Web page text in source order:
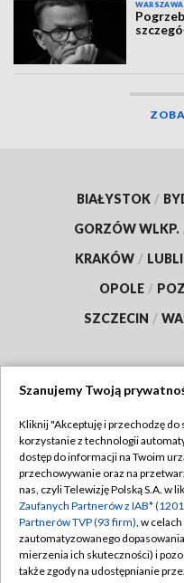
WARSZAWA
BIAŁYSTOK /
GORZÓW WLKP.
KRAKÓW /
OPOLE /
SZCZECIN /
Abonament TVP
Emisja w TVP
Centrum informacji TVP
Naziemna Telewizja
Szanujemy Twoją
Kliknij "Akceptuję i przechodzę do
korzystanie z technologii
dostęp do informacji na Twoim
przechowywanie oraz na
nas, czyli Telewizję Polską S.A. w
Zaufanych Partnerów z IAB*
Partnerów TVP (93 firm), w
zautomatyzowanego
mierzenia ich skuteczności) i
także zgody na udostępnianie